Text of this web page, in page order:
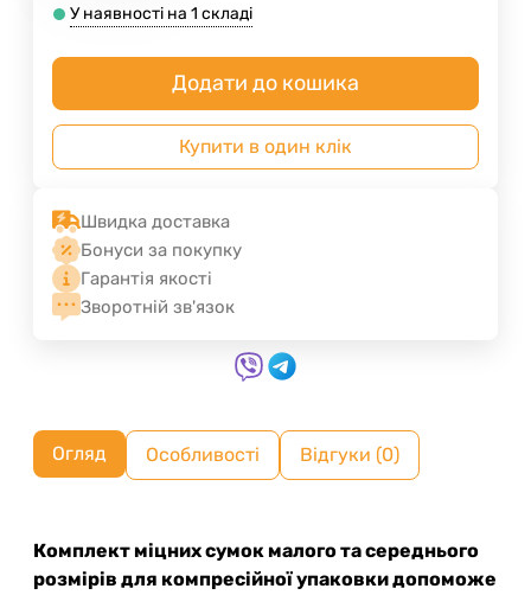
У наявності на 1 складі
Додати до кошика
Купити в один клік
Швидка доставка
Бонуси за покупку
Гарантія якості
Зворотній зв'язок
Огляд Особливості Відгуки (0)
Комплект міцних сумок малого та середнього
розмірів для компресійної упаковки допоможе